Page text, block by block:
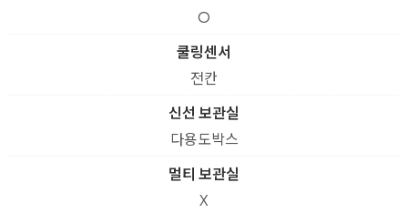
O
쿨링센서
전칸
신선 보관실
다용도박스
멀티 보관실
X